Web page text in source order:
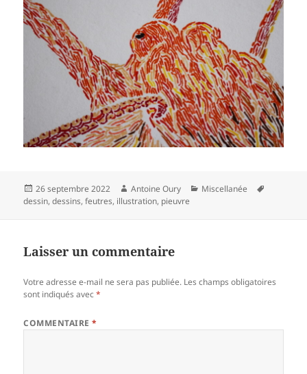
Publié
le
26 septembre 2022 Auteur
Antoine Oury Catégories
Miscellanée
dessin,dessins,feutres, illustration, pieuvre
Laisser un commentaire
Votre adresse e-mail ne sera pas publiée. Les champs obligatoires
sont indiqués avec*
COMMENTAIRE*